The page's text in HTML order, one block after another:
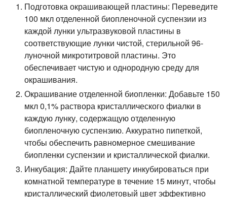
Подготовка окрашивающей пластины: Переведите
100 мкл отделенной биопленочной суспензии из
каждой лунки ультразвуковой пластины в
соответствующие лунки чистой, стерильной 96-
луночной микротитровой пластины. Это
обеспечивает чистую и однородную среду для
окрашивания.
Окрашивание отделенной биопленки: Добавьте 150
мкл 0,1% раствора кристаллического фиалки в
каждую лунку, содержащую отделенную
биопленочную суспензию. Аккуратно пипеткой,
чтобы обеспечить равномерное смешивание
биопленки суспензии и кристаллической фиалки.
Инкубация: Дайте планшету инкубироваться при
комнатной температуре в течение 15 минут, чтобы
кристаллический фиолетовый цвет эффективно